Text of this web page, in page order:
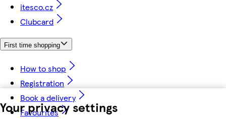
Your privacy settings
itesco.cz
Clubcard
First time shopping
How to shop
Registration
Book a delivery
Favourites